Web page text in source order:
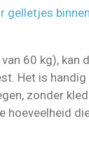
gelletjes
60 kg), kan
Het is
zonder
hoeveelheid